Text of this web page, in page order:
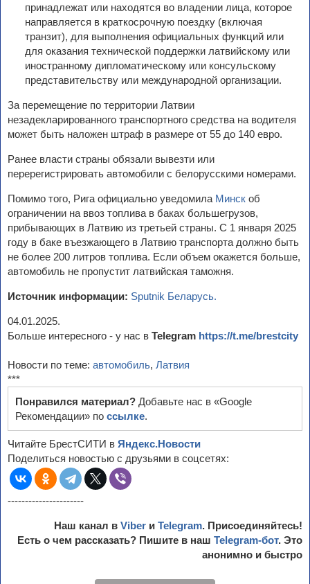
️принадлежат или находятся во владении лица, которое
направляется в краткосрочную поездку (включая
транзит), для выполнения официальных функций или
для оказания технической поддержки латвийскому или
иностранному дипломатическому или консульскому
представительству или международной организации.
За перемещение по территории Латвии
незадекларированного транспортного средства на водителя
может быть наложен штраф в размере от 55 до 140 евро.
Ранее власти страны обязали вывезти или
перерегистрировать автомобили с белорусскими номерами.
Помимо того, Рига официально уведомила Минск об
ограничении на ввоз топлива в баках большегрузов,
прибывающих в Латвию из третьей страны. С 1 января 2025
году в баке въезжающего в Латвию транспорта должно быть
не более 200 литров топлива. Если объем окажется больше,
автомобиль не пропустит латвийская таможня.
Источник информации: Sputnik Беларусь.
04.01.2025.
Больше интересного - у нас в Telegram https://t.me/brestcity
Новости по теме: автомобиль, Латвия
***
Понравился материал? Добавьте нас в «Google
Рекомендации» по ссылке.
Читайте БрестСИТИ в Яндекс.Новости
Поделиться новостью с друзьями в соцсетях:
----------------------
Наш канал в Viber и Telegram. Присоединяйтесь!
Есть о чем рассказать? Пишите в наш Telegram-бот. Это
анонимно и быстро